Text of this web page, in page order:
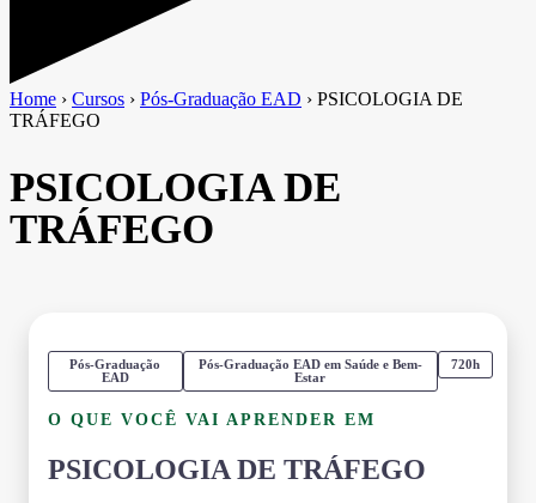
Home › Cursos › Pós-Graduação EAD › PSICOLOGIA DE
TRÁFEGO
PSICOLOGIA DE
TRÁFEGO
Pós-Graduação
EAD
Pós-Graduação EAD em Saúde e Bem-
Estar
720h
O QUE VOCÊ VAI APRENDER EM
PSICOLOGIA DE TRÁFEGO